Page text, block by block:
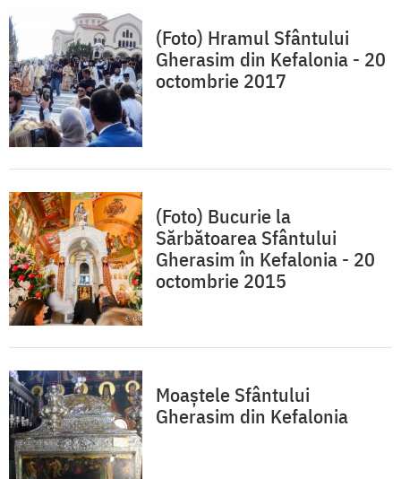
(Foto) Hramul Sfântului
Gherasim din Kefalonia - 20
octombrie 2017
(Foto) Bucurie la
Sărbătoarea Sfântului
Gherasim în Kefalonia - 20
octombrie 2015
Moaștele Sfântului
Gherasim din Kefalonia